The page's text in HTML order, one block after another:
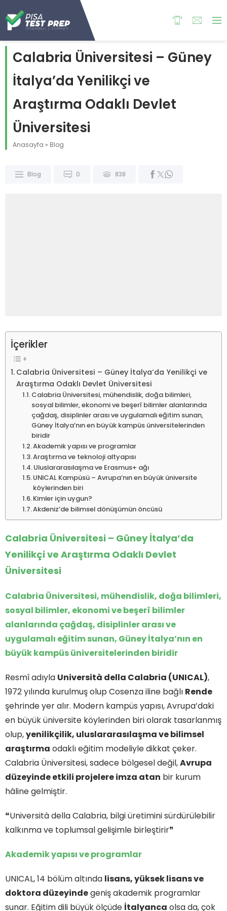
Calabria Üniversitesi – Güney
İtalya’da Yenilikçi ve
Araştırma Odaklı Devlet
Üniversitesi
Anasayfa » Blog
Blog 0 838
İçerikler
Calabria Üniversitesi – Güney İtalya’da Yenilikçi ve
Araştırma Odaklı Devlet Üniversitesi
Calabria Üniversitesi, mühendislik, doğa bilimleri,
sosyal bilimler, ekonomi ve beşerî bilimler alanlarında
çağdaş, disiplinler arası ve uygulamalı eğitim sunan,
Güney İtalya’nın en büyük kampüs üniversitelerinden
biridir
Akademik yapısı ve programlar
Araştırma ve teknoloji altyapısı
Uluslararasılaşma ve Erasmus+ ağı
UNICAL Kampüsü – Avrupa’nın en büyük üniversite
köylerinden biri
Kimler için uygun?
Akdeniz’de bilimsel dönüşümün öncüsü
Calabria Üniversitesi – Güney İtalya’da
Yenilikçi ve Araştırma Odaklı Devlet
Üniversitesi
Calabria Üniversitesi, mühendislik, doğa bilimleri,
sosyal bilimler, ekonomi ve beşerî bilimler
alanlarında çağdaş, disiplinler arası ve
uygulamalı eğitim sunan, Güney İtalya’nın en
büyük kampüs üniversitelerinden biridir
Resmî adıyla Università della Calabria (UNICAL),
1972 yılında kurulmuş olup Cosenza iline bağlı Rende
şehrinde yer alır. Modern kampüs yapısı, Avrupa’daki
en büyük üniversite köylerinden biri olarak tasarlanmış
olup,yenilikçilik, uluslararasılaşma ve bilimsel
araştırma odaklı eğitim modeliyle dikkat çeker.
Calabria Üniversitesi, sadece bölgesel değil,Avrupa
düzeyinde etkili projelere imza atan bir kurum
hâline gelmiştir.
❝Università della Calabria, bilgi üretimini sürdürülebilir
kalkınma ve toplumsal gelişimle birleştirir❞
Akademik yapısı ve programlar
UNICAL, 14 bölüm altında lisans, yüksek lisans ve
doktora düzeyindegeniş akademik programlar
sunar. Eğitim dili büyük ölçüde İtalyanca olsa da, çok